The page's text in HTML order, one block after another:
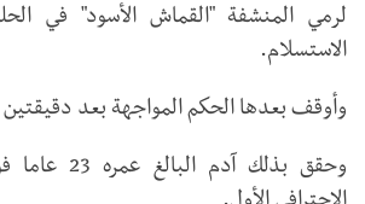
لرمي المنشفة "القماش الأسود" في
الاستسلام.
وأوقف بعدها الحكم المواجهة بعد دقيقتين
وحقق بذلك